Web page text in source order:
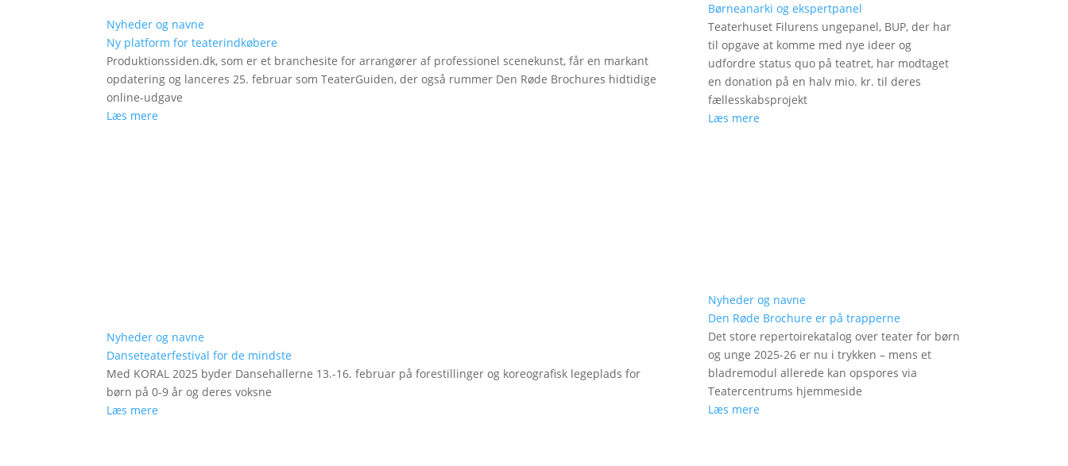
Nyheder og navne
Ny platform for teaterindkøbere
Produktionssiden.dk, som er et branchesite for arrangører af professionel scenekunst, får en markant
opdatering og lanceres 25. februar som TeaterGuiden, der også rummer Den Røde Brochures hidtidige
online-udgave
Læs mere
Nyheder og navne
Danseteaterfestival for de mindste
Med KORAL 2025 byder Dansehallerne 13.-16. februar på forestillinger og koreografisk legeplads for
børn på 0-9 år og deres voksne
Læs mere
Børneanarki og ekspertpanel
Teaterhuset Filurens ungepanel, BUP, der har
til opgave at komme med nye ideer og
udfordre status quo på teatret, har modtaget
en donation på en halv mio. kr. til deres
fællesskabsprojekt
Læs mere
Nyheder og navne
Den Røde Brochure er på trapperne
Det store repertoirekatalog over teater for børn
og unge 2025-26 er nu i trykken – mens et
bladremodul allerede kan opspores via
Teatercentrums hjemmeside
Læs mere